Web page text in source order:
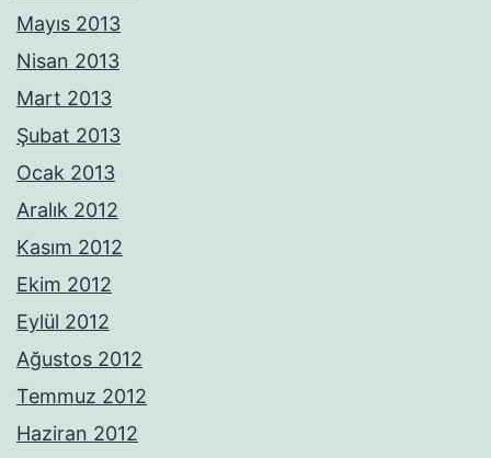
Mayıs 2013
Nisan 2013
Mart 2013
Şubat 2013
Ocak 2013
Aralık 2012
Kasım 2012
Ekim 2012
Eylül 2012
Ağustos 2012
Temmuz 2012
Haziran 2012